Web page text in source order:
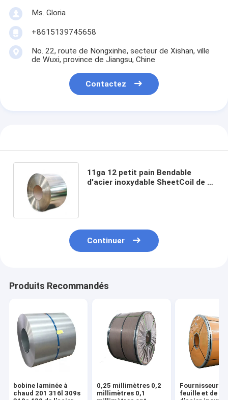
Ms. Gloria
+8615139745658
No. 22, route de Nongxinhe, secteur de Xishan, ville
de Wuxi, province de Jiangsu, Chine
Contactez
11ga 12 petit pain Bendable
d'acier inoxydable SheetCoil de la
Continuer
Produits Recommandés
bobine laminée à
chaud 201 316l 309s
0,25 millimètres 0,2
millimètres 0,1
Fournisseurs
feuille et de